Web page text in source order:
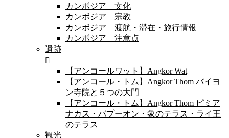
カンボジア 文化
カンボジア 宗教
カンボジア 渡航・滞在・旅行情報
カンボジア 注意点
遺跡
【アンコールワット】Angkor Wat
【アンコール・トム】Angkor Thom バイヨ
ン寺院と５つの大門
【アンコール・トム】Angkor Thom ピミア
ナカス・バプーオン・象のテラス・ライ王
のテラス
観光